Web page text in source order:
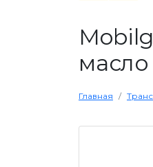
масло
Главная